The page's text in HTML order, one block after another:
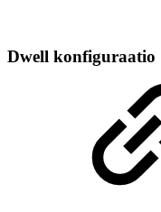
Dwell konfiguraatio